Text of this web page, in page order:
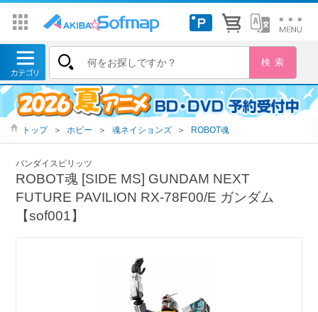
トップ ＞ ホビー ＞ 魂ネイションズ ＞ ROBOT魂
バンダイスピリッツ
ROBOT魂 [SIDE MS] GUNDAM NEXT
FUTURE PAVILION RX-78F00/E ガンダム
【sof001】